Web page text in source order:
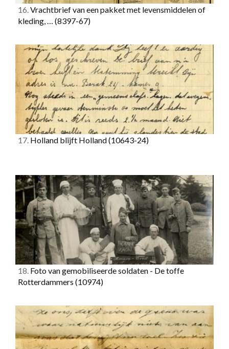
16.Vrachtbrief van een pakket met levensmiddelen of
kleding, … (8397-67)
17. Holland blijft Holland(10643-24)
18. Foto van gemobiliseerde soldaten - De toffe
Rotterdammers (10974)